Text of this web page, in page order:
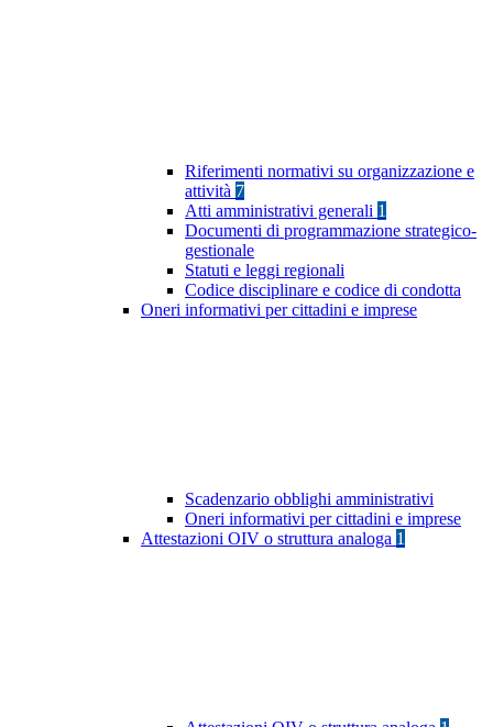
Riferimenti normativi su organizzazione e
attività 7
Atti amministrativi generali 1
Documenti di programmazione strategico-
gestionale
Statuti e leggi regionali
Codice disciplinare e codice di condotta
Oneri informativi per cittadini e imprese
Scadenzario obblighi amministrativi
Oneri informativi per cittadini e imprese
Attestazioni OIV o struttura analoga 1